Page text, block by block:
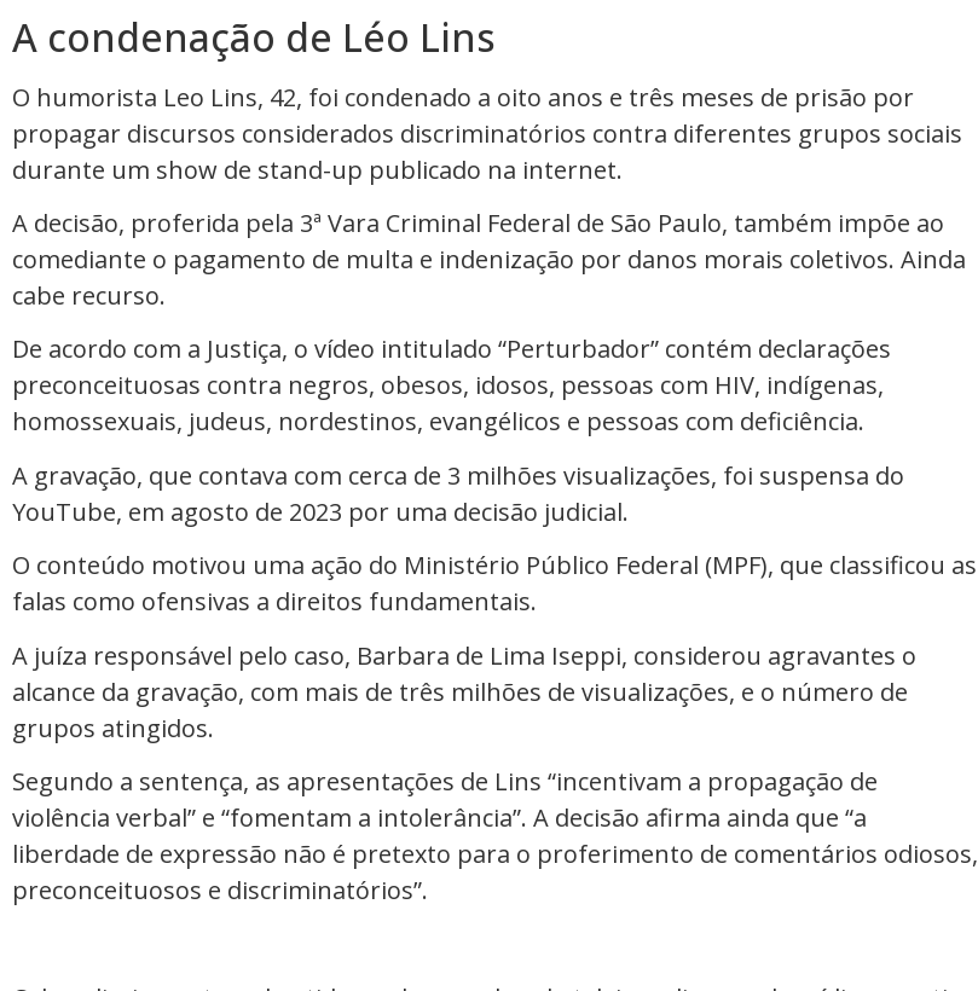
A condenação de Léo Lins
O humorista Leo Lins, 42, foi condenado a oito anos e três meses de prisão por
propagar discursos considerados discriminatórios contra diferentes grupos sociais
durante um show de stand-up publicado na internet.
A decisão, proferida pela 3ª Vara Criminal Federal de São Paulo, também impõe ao
comediante o pagamento de multa e indenização por danos morais coletivos. Ainda
cabe recurso.
De acordo com a Justiça, o vídeo intitulado “Perturbador” contém declarações
preconceituosas contra negros, obesos, idosos, pessoas com HIV, indígenas,
homossexuais, judeus, nordestinos, evangélicos e pessoas com deficiência.
A gravação, que contava com cerca de 3 milhões visualizações, foi suspensa do
YouTube, em agosto de 2023 por uma decisão judicial.
O conteúdo motivou uma ação do Ministério Público Federal (MPF), que classificou as
falas como ofensivas a direitos fundamentais.
A juíza responsável pelo caso, Barbara de Lima Iseppi, considerou agravantes o
alcance da gravação, com mais de três milhões de visualizações, e o número de
grupos atingidos.
Segundo a sentença, as apresentações de Lins “incentivam a propagação de
violência verbal” e “fomentam a intolerância”. A decisão afirma ainda que “a
liberdade de expressão não é pretexto para o proferimento de comentários odiosos,
preconceituosos e discriminatórios”.